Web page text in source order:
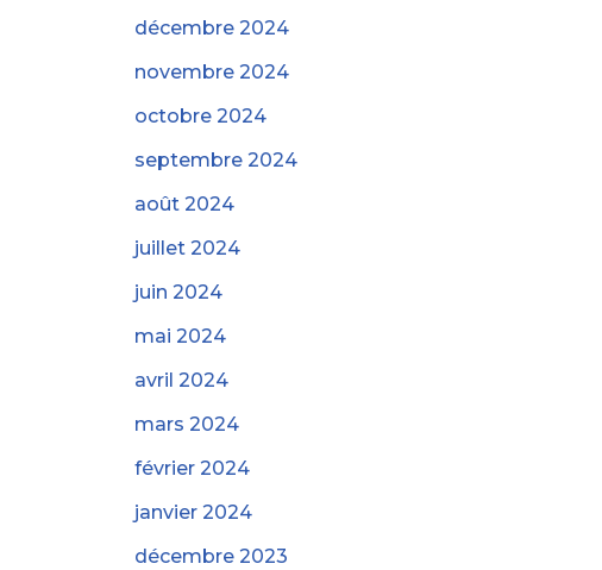
décembre 2024
novembre 2024
octobre 2024
septembre 2024
août 2024
juillet 2024
juin 2024
mai 2024
avril 2024
mars 2024
février 2024
janvier 2024
décembre 2023